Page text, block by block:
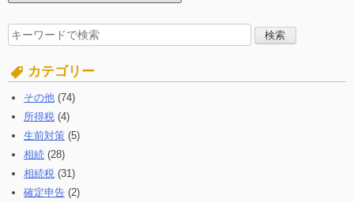
検
索
す
る:
カテゴリー
その他 (74)
所得税 (4)
生前対策 (5)
相続 (28)
相続税 (31)
確定申告 (2)